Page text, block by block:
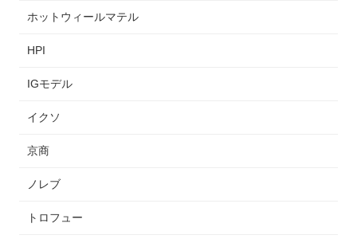
ホットウィールマテル
HPI
IGモデル
イクソ
京商
ノレブ
トロフュー